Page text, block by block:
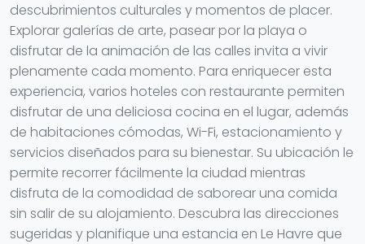
descubrimientos culturales y momentos de placer.
Explorar galerías de arte, pasear por la playa o
disfrutar de la animación de las calles invita a vivir
plenamente cada momento. Para enriquecer esta
experiencia, varios hoteles con restaurante permiten
disfrutar de una deliciosa cocina en el lugar, además
de habitaciones cómodas, Wi-Fi, estacionamiento y
servicios diseñados para su bienestar. Su ubicación le
permite recorrer fácilmente la ciudad mientras
disfruta de la comodidad de saborear una comida
sin salir de su alojamiento. Descubra las direcciones
sugeridas y planifique una estancia en Le Havre que